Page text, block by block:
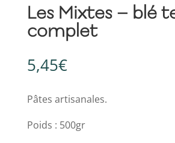
Les Mixtes – blé
complet
5,45€
Pâtes artisanales.
Poids : 500gr